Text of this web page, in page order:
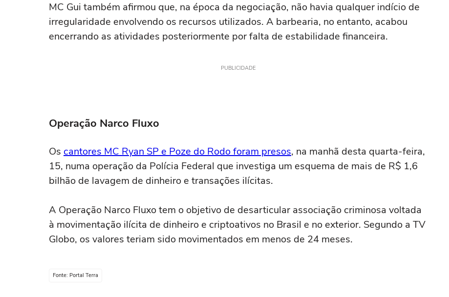
MC Gui também afirmou que, na época da negociação, não havia qualquer indício de
irregularidade envolvendo os recursos utilizados. A barbearia, no entanto, acabou
encerrando as atividades posteriormente por falta de estabilidade financeira.
PUBLICIDADE
Operação Narco Fluxo
Os cantores MC Ryan SP e Poze do Rodo foram presos, na manhã desta quarta-feira,
15, numa operação da Polícia Federal que investiga um esquema de mais de R$ 1,6
bilhão de lavagem de dinheiro e transações ilícitas.
A Operação Narco Fluxo tem o objetivo de desarticular associação criminosa voltada
à movimentação ilícita de dinheiro e criptoativos no Brasil e no exterior. Segundo a TV
Globo, os valores teriam sido movimentados em menos de 24 meses.
Fonte: Portal Terra